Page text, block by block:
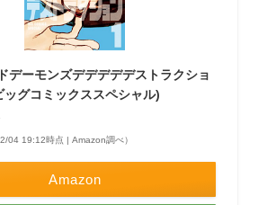
デーモンズデデデデデストラクショ
ッグコミックススペシャル)
04 19:12時点 | Amazon調べ）
Amazon